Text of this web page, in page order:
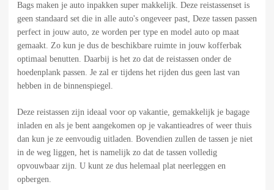
Bags maken je auto inpakken super makkelijk. Deze reistassenset is
geen standaard set die in alle auto's ongeveer past, Deze tassen passen
perfect in jouw auto, ze worden per type en model auto op maat
gemaakt. Zo kun je dus de beschikbare ruimte in jouw kofferbak
optimaal benutten. Daarbij is het zo dat de reistassen onder de
hoedenplank passen. Je zal er tijdens het rijden dus geen last van
hebben in de binnenspiegel.
Deze reistassen zijn ideaal voor op vakantie, gemakkelijk je bagage
inladen en als je bent aangekomen op je vakantieadres of weer thuis
dan kun je ze eenvoudig uitladen. Bovendien zullen de tassen je niet
in de weg liggen, het is namelijk zo dat de tassen volledig
opvouwbaar zijn. U kunt ze dus helemaal plat neerleggen en
opbergen.